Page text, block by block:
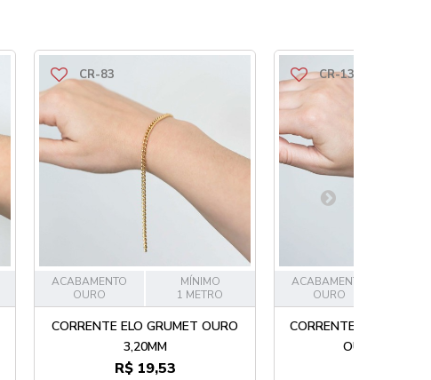
CR-83
ACABAMENTO
OURO
MÍNIMO
1 METRO
CORRENTE ELO GRUMET OURO
3,20MM
R$ 19,53
CR-136
ACABAMENTO
OURO
CORRENTE GRUMET
OURO 8,20MM